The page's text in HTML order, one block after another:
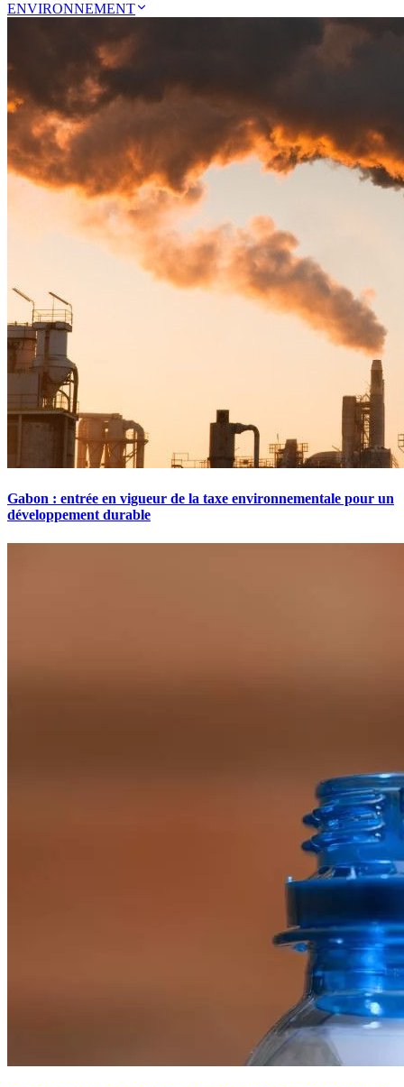
ENVIRONNEMENT
Gabon : entrée en vigueur de la taxe environnementale pour un
développement durable